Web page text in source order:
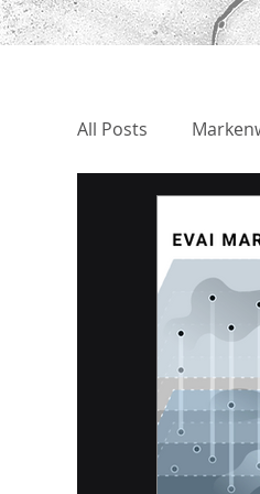
All Posts
Szenario-